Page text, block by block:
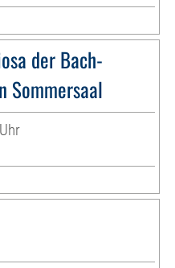
der Bach-
Sommersaal